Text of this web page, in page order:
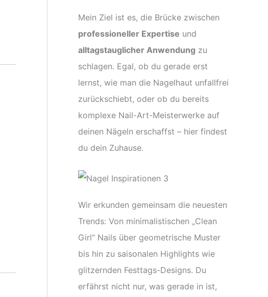
Mein Ziel ist es, die Brücke zwischen
professioneller Expertise und
alltagstauglicher Anwendung zu
schlagen. Egal, ob du gerade erst
lernst, wie man die Nagelhaut unfallfrei
zurückschiebt, oder ob du bereits
komplexe Nail-Art-Meisterwerke auf
deinen Nägeln erschaffst – hier findest
du dein Zuhause.
Wir erkunden gemeinsam die neuesten
Trends: Von minimalistischen „Clean
Girl“ Nails über geometrische Muster
bis hin zu saisonalen Highlights wie
glitzernden Festtags-Designs. Du
erfährst nicht nur, was gerade in ist,